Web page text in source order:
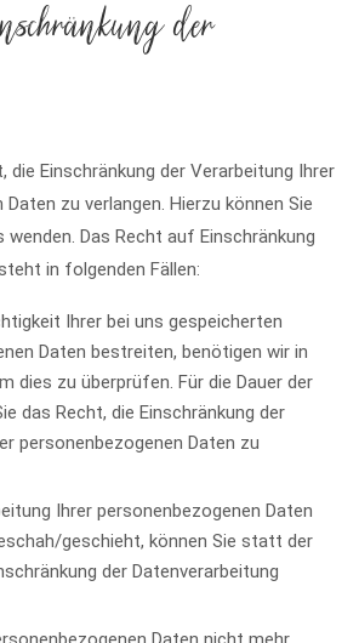
der
die Einschränkung der Verarbeitung Ihrer
zu verlangen. Hierzu können Sie
Das Recht auf Einschränkung
in folgenden Fällen:
Ihrer bei uns gespeicherten
Daten bestreiten, benötigen wir in
dies zu überprüfen. Für die Dauer der
das Recht, die Einschränkung der
personenbezogenen Daten zu
Ihrer personenbezogenen Daten
geschieht, können Sie statt der
der Datenverarbeitung